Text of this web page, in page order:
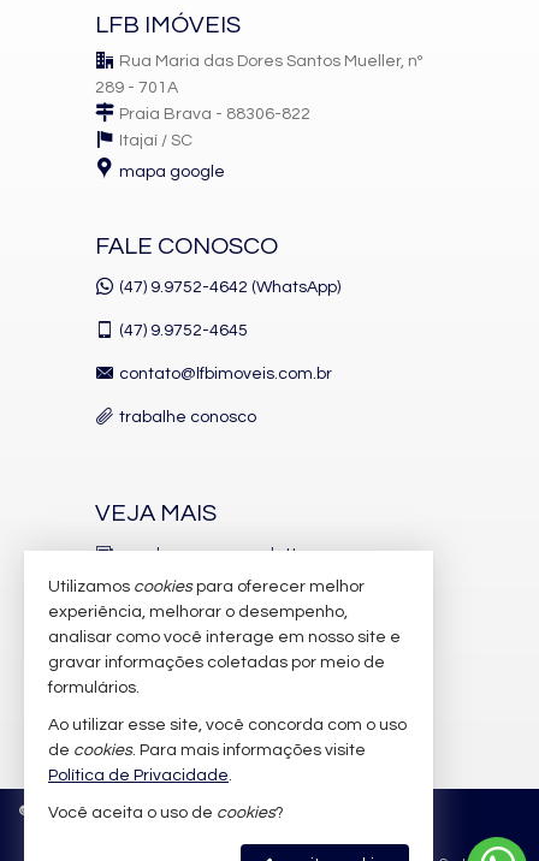
LFB IMÓVEIS
Rua Maria das Dores Santos Mueller, nº
289 - 701A
Praia Brava - 88306-822
Itajaí / SC
mapa google
FALE CONOSCO
(47) 9.9752-4642 (WhatsApp)
(47) 9.9752-4645
contato@lfbimoveis.com.br
trabalhe conosco
VEJA MAIS
receba nosso newsletter
indicadores financeiros
cadastre seu imóvel
imóveis favoritos
mapa de imóveis
© 2026 CRECI/SC 6.388-J Política de Privacidade
Utilizamos cookiespara oferecer melhor
experiência, melhorar o desempenho,
analisar como você interage em nosso site e
gravar informações coletadas por meio de
formulários.
Ao utilizar esse site, você concorda com o uso
de cookies. Para mais informações visite
Política de Privacidade.
Você aceita o uso de cookies?